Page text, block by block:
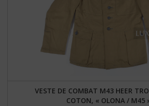
VESTE DE COMBAT M43 HEER
COTON, « OLONA / M45